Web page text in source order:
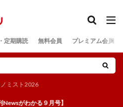
定期購読 無料会員 プレミアム会員
ミスト2026
わかる９月号】
検索